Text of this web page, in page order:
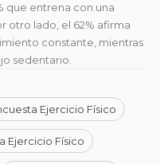
que entrena con una
otro lado, el 62% afirma
constante, mientras
sedentario.
Ejercicio Físico
Ejercicio Físico